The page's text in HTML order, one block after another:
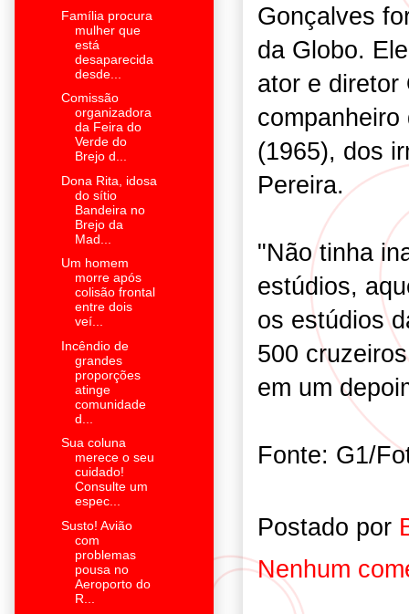
Gonçalves
da Globo.
ator e diretor
(1965), dos
Pereira.
"Não tinha
estúdios,
os estúdios
500
em um
Fonte: G1/
Postado por
Nenhum
Família procura
mulher que
está
desaparecida
desde...
Comissão
organizadora
da Feira do
Verde do
Brejo d...
Dona Rita, idosa
do sítio
Bandeira no
Brejo da
Mad...
Um homem
morre após
colisão frontal
entre dois
veí...
Incêndio de
grandes
proporções
atinge
comunidade
d...
Sua coluna
merece o seu
cuidado!
Consulte um
espec...
Susto! Avião
com
problemas
pousa no
Aeroporto do
R...